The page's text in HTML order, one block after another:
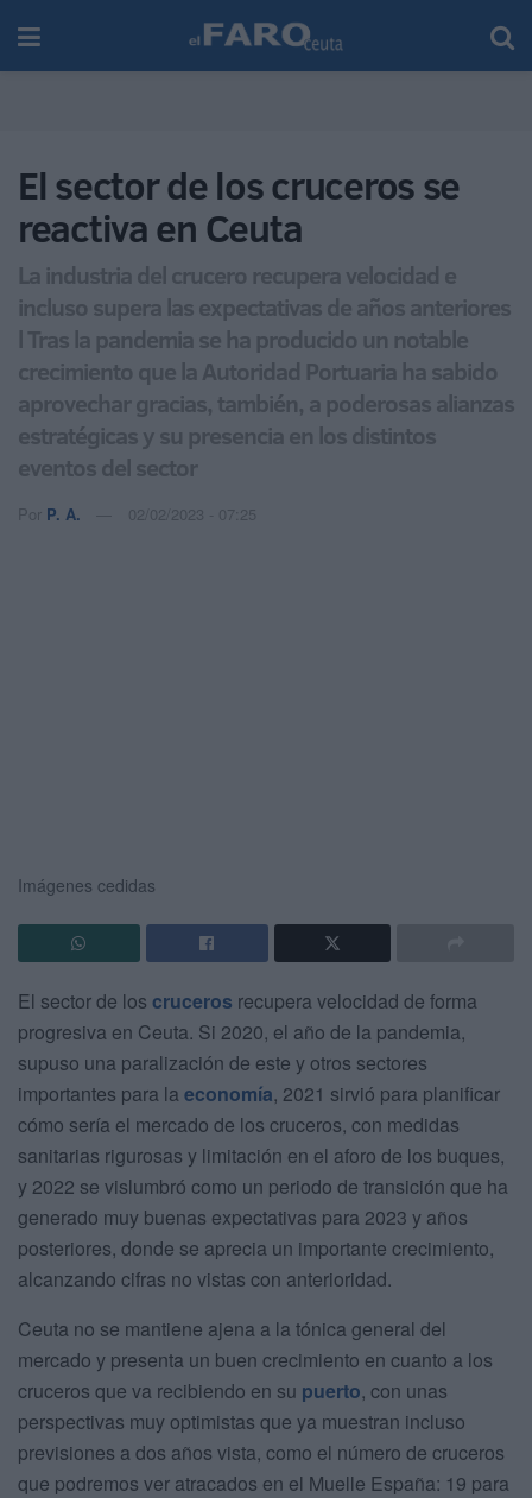
El sector de los cruceros se
reactiva en Ceuta
La industria del crucero recupera velocidad e
incluso supera las expectativas de años anteriores
l Tras la pandemia se ha producido un notable
crecimiento que la Autoridad Portuaria ha sabido
aprovechar gracias, también, a poderosas alianzas
estratégicas y su presencia en los distintos
eventos del sector
Por P. A. 02/02/2023 - 07:25
Imágenes cedidas
El sector de los cruceros recupera velocidad de forma
progresiva en Ceuta. Si 2020, el año de la pandemia,
supuso una paralización de este y otros sectores
importantes para la economía, 2021 sirvió para planificar
cómo sería el mercado de los cruceros, con medidas
sanitarias rigurosas y limitación en el aforo de los buques,
y 2022 se vislumbró como un periodo de transición que ha
generado muy buenas expectativas para 2023 y años
posteriores, donde se aprecia un importante crecimiento,
alcanzando cifras no vistas con anterioridad.
Ceuta no se mantiene ajena a la tónica general del
mercado y presenta un buen crecimiento en cuanto a los
cruceros que va recibiendo en su puerto, con unas
perspectivas muy optimistas que ya muestran incluso
previsiones a dos años vista, como el número de cruceros
que podremos ver atracados en el Muelle España: 19 para